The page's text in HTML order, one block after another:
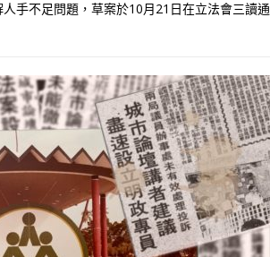
手不足問題，草案於10月21日在立法會三讀通